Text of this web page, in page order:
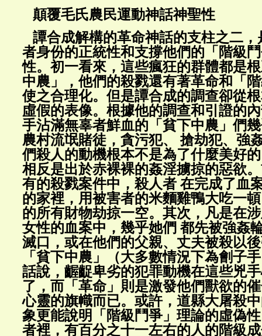
顛覆毛氏農民運動神話神聖性
譚合成解構的革命神話的支柱之二，
者身份的正統性和支撐他們的「階級
性。初一看來，這些瘋狂的群體都是
中農」，他們的殺戮還有著革命和「
使之合理化。但是譚合成的調查卻從
虛假的表像。根據他的調查和引證的
手沾滿無辜者鮮血的「貧下中農」們
農村流氓賭徒，貪污犯、 搶劫犯、強
們殺人的動機根本不是為了什麼美好
相反是出於赤裸裸的姦淫擄掠的惡欲
有的殺戮案件中，殺人者 在完成了血
的家裡，用被害者的米麵雞鴨大吃一
的所有財物劫掠一空。其次，凡是在
女性的血案中，幾乎她們 都先被強姦
滅口，或在他們的父親、丈夫被殺以
「貧下中農」（大多數情況下為劊子
話說，齷齪卑劣的犯罪動機在這些兇
了，而「革命」則是激發他們獸欲的
心靈的旗幟而已。或許，道縣大屠殺
象更能說明「階級鬥爭」理論的虛偽
者裡，有百分之十一左右的人的階級